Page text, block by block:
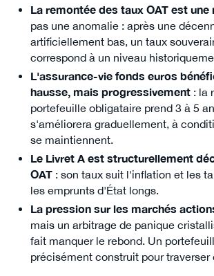
La remontée des taux OAT est
pas une anomalie : après une
artificiellement bas, un taux
correspond à un niveau
L'assurance-vie fonds euros
hausse, mais progressivement: la
portefeuille obligataire prend 3 à 5
s'améliorera graduellement, à
se maintiennent.
Le Livret A est structurellement
OAT: son taux suit l'inflation et les
les emprunts d'État longs.
La pression sur les marchés
mais un arbitrage de panique
fait manquer le rebond. Un
précisément construit pour traverser